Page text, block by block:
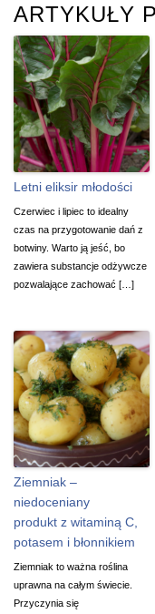
ARTYKUŁY
Letni eliksir młodości
Czerwiec i lipiec to idealny
czas na przygotowanie dań z
botwiny. Warto ją jeść, bo
zawiera substancje odżywcze
pozwalające zachować […]
Ziemniak –
niedoceniany
produkt z witaminą C,
potasem i błonnikiem
Ziemniak to ważna roślina
uprawna na całym świecie.
Przyczynia się